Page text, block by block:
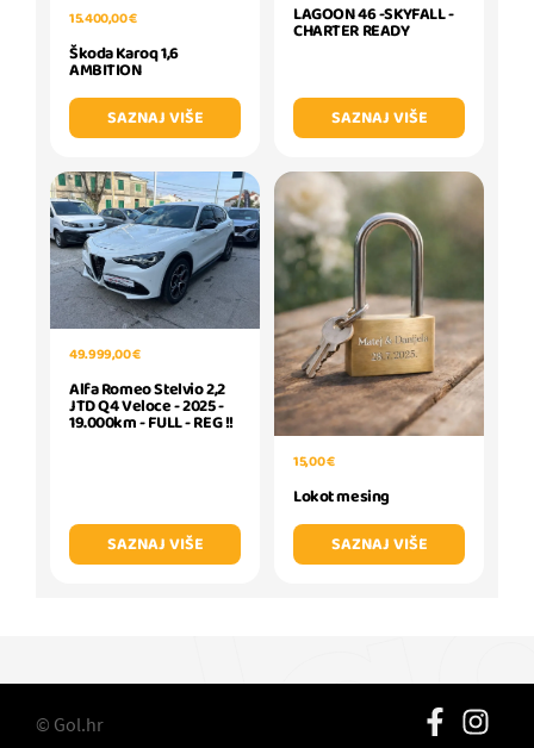
15.400,00 €
Škoda Karoq 1,6
AMBITION
SAZNAJ VIŠE
LAGOON 46 -SKYFALL -
CHARTER READY
SAZNAJ VIŠE
49.999,00 €
Alfa Romeo Stelvio 2,2
JTD Q4 Veloce - 2025 -
19.000km - FULL - REG !!
SAZNAJ VIŠE
15,00 €
Lokot mesing
SAZNAJ VIŠE
© Gol.hr